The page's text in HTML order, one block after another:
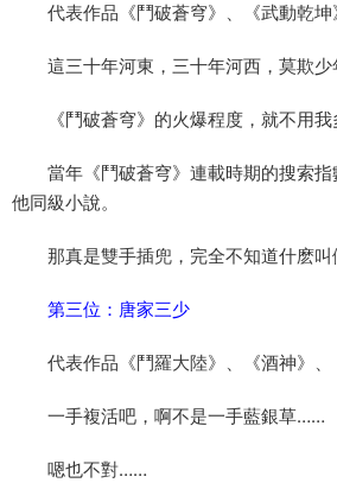
代表作品《鬥破蒼穹》、《武動乾坤
這三十年河東，三十年河西，莫欺少
《鬥破蒼穹》的火爆程度，就不用我
當年《鬥破蒼穹》連載時期的搜索
他同級小說。
那真是雙手插兜，完全不知道什麽叫
第三位：唐家三少
代表作品《鬥羅大陸》、《酒神》、
一手複活吧，啊不是一手藍銀草……
嗯也不對……